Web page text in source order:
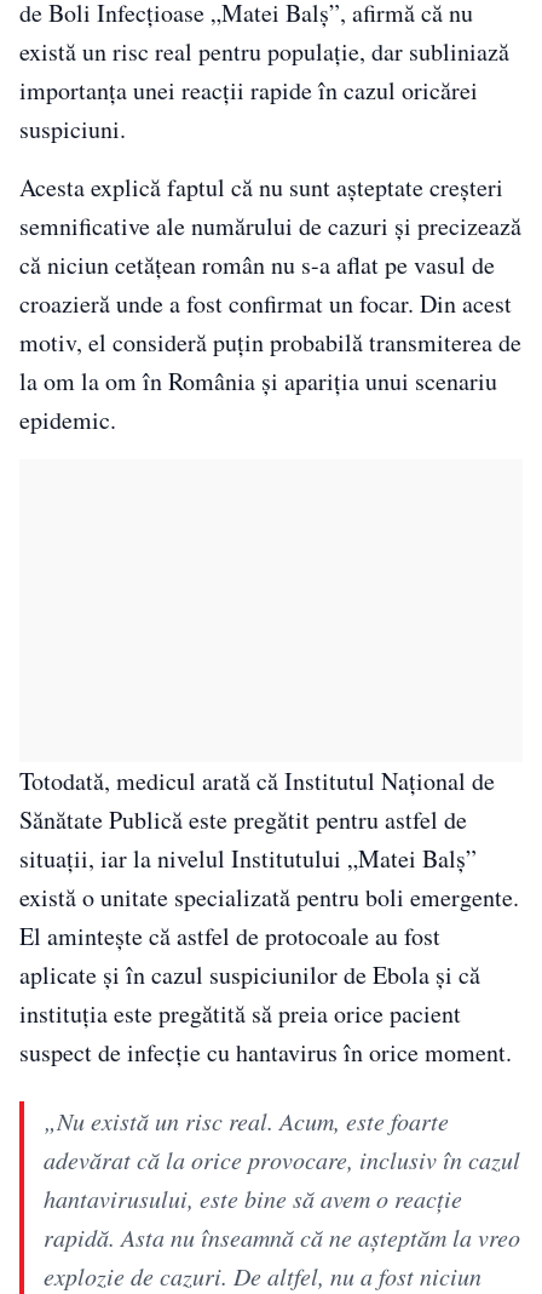
de Boli Infecțioase „Matei Balș”, afirmă că nu
există un risc real pentru populație, dar subliniază
importanța unei reacții rapide în cazul oricărei
suspiciuni.
Acesta explică faptul că nu sunt așteptate creșteri
semnificative ale numărului de cazuri și precizează
că niciun cetățean român nu s-a aflat pe vasul de
croazieră unde a fost confirmat un focar. Din acest
motiv, el consideră puțin probabilă transmiterea de
la om la om în România și apariția unui scenariu
epidemic.
Totodată, medicul arată că Institutul Național de
Sănătate Publică este pregătit pentru astfel de
situații, iar la nivelul Institutului „Matei Balș”
există o unitate specializată pentru boli emergente.
El amintește că astfel de protocoale au fost
aplicate și în cazul suspiciunilor de Ebola și că
instituția este pregătită să preia orice pacient
suspect de infecție cu hantavirus în orice moment.
„Nu există un risc real. Acum, este foarte
adevărat că la orice provocare, inclusiv în cazul
hantavirusului, este bine să avem o reacție
rapidă. Asta nu înseamnă că ne așteptăm la vreo
explozie de cazuri. De altfel, nu a fost niciun